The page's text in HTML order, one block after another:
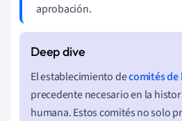
aprobación.
El establecimiento decomités de
precedente necesario en la
humana. Estos comités no solo